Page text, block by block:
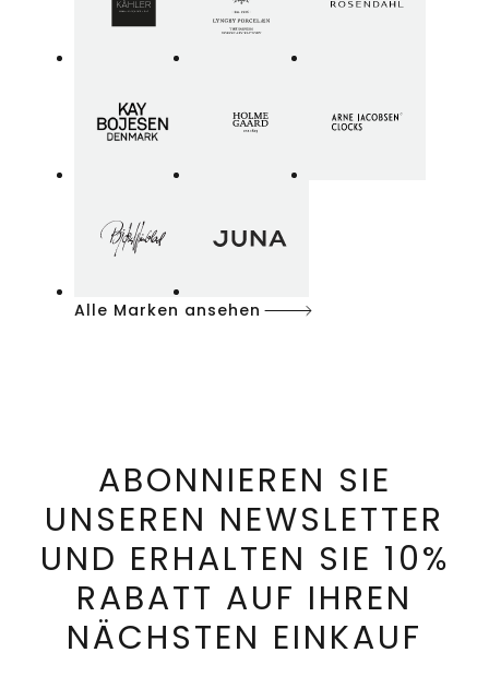
Alle Marken ansehen
ABONNIEREN SIE
UNSEREN NEWSLETTER
UND ERHALTEN SIE 10%
RABATT AUF IHREN
NÄCHSTEN EINKAUF